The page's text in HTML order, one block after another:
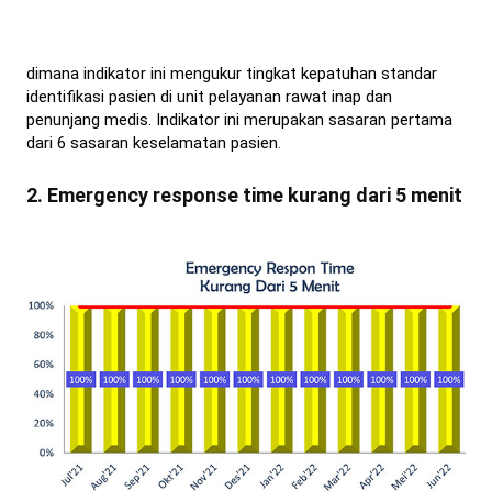
dimana indikator ini mengukur tingkat kepatuhan standar
identifikasi pasien di unit pelayanan rawat inap dan
penunjang medis. Indikator ini merupakan sasaran pertama
dari 6 sasaran keselamatan pasien
2. Emergency response time kurang dari 5 menit